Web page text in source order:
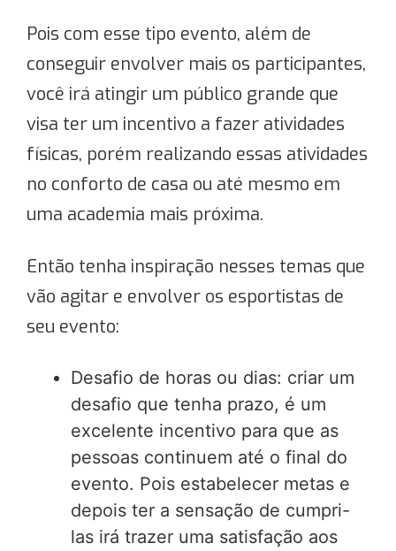
Pois com esse tipo evento, além de
conseguir envolver mais os participantes,
você irá atingir um público grande que
visa ter um incentivo a fazer atividades
físicas, porém realizando essas atividades
no conforto de casa ou até mesmo em
uma academia mais próxima.
Então tenha inspiração nesses temas que
vão agitar e envolver os esportistas de
seu evento:
Desafio de horas ou dias: criar um
desafio que tenha prazo, é um
excelente incentivo para que as
pessoas continuem até o final do
evento. Pois estabelecer metas e
depois ter a sensação de cumpri-
las irá trazer uma satisfação aos